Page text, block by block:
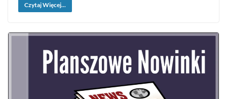
Czytaj Więcej...